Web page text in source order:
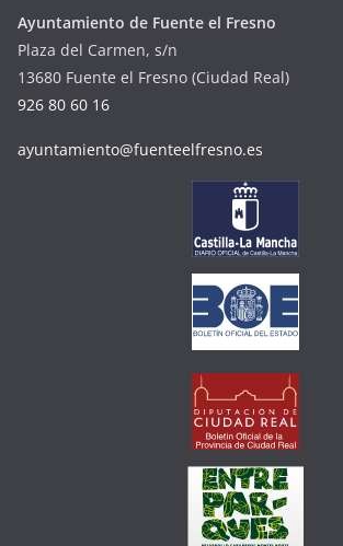
Ayuntamiento de Fuente el Fresno
Plaza del Carmen, s/n
13680 Fuente el Fresno (Ciudad Real)
926 80 60 16
ayuntamiento@fuenteelfresno.es